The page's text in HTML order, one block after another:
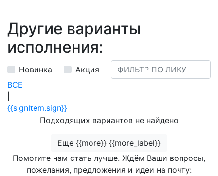
Другие варианты
исполнения:
Новинка
Акция
ВСЕ
{{signItem.sign}}
Подходящих вариантов не найдено
Еще {{more}} {{more_label}}
Помогите нам стать лучше. Ждём Ваши вопросы,
пожелания, предложения и идеи на почту: